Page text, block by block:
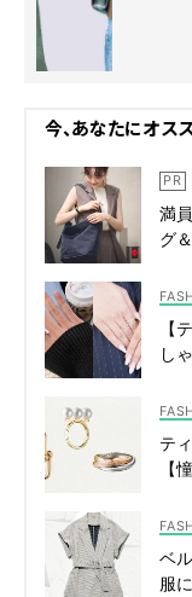
今、あなたにオスス
満
グ
【
し
テ
【
ベ
服